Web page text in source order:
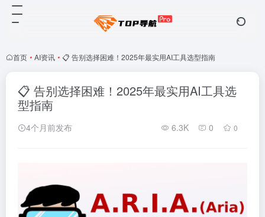
首页 • AI资讯 • 📋 告别选择困难！2025年最实用AI工具选型指南
📋 告别选择困难！2025年最实用AI工具选
型指南
4个月前发布 6.3K 0 0